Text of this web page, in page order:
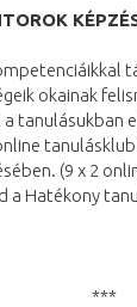
okainak
(9 x 2
a Hatékony
***